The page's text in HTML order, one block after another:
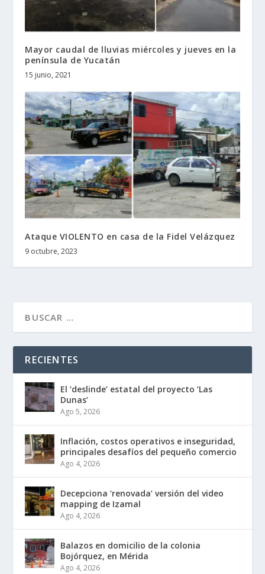
Mayor caudal de lluvias miércoles y jueves en la
península de Yucatán
15 junio, 2021
Ataque VIOLENTO en casa de la Fidel Velázquez
9 octubre, 2023
RECIENTES
El ‘deslinde’ estatal del proyecto ‘Las
Dunas’
Ago 5, 2026
Inflación, costos operativos e inseguridad,
principales desafíos del pequeño comercio
Ago 4, 2026
Decepciona ‘renovada’ versión del video
mapping de Izamal
Ago 4, 2026
Balazos en domicilio de la colonia
Bojórquez, en Mérida
Ago 4, 2026